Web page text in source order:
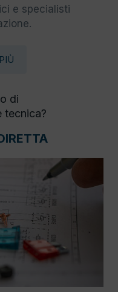
e specialisti
di
tecnica?